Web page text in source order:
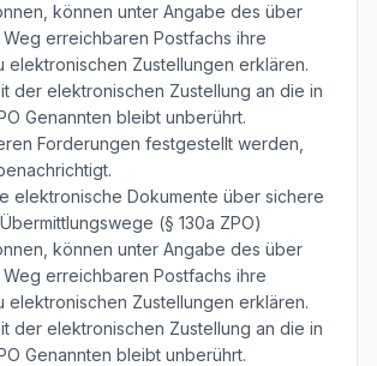
können unter Angabe des über
erreichbaren Postfachs ihre
elektronischen Zustellungen erklären.
der elektronischen Zustellung an die in
Genannten bleibt unberührt.
Forderungen festgestellt werden,
elektronische Dokumente über sichere
(§ 130a ZPO)
können unter Angabe des über
erreichbaren Postfachs ihre
elektronischen Zustellungen erklären.
der elektronischen Zustellung an die in
Genannten bleibt unberührt.